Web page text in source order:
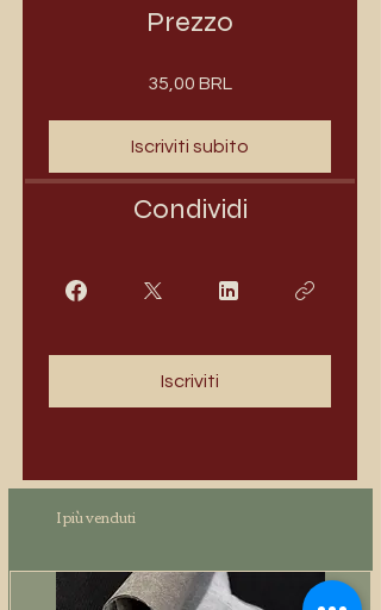
Prezzo
35,00 BRL
Iscriviti subito
Condividi
Iscriviti
I più venduti